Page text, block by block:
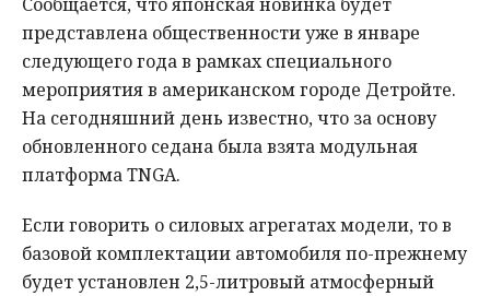
представлена общественности уже в январе
следующего года в рамках специального
мероприятия в американском городе Детройте.
На сегодняшний день известно, что за основу
обновленного седана была взята модульная
платформа TNGA.
Если говорить о силовых агрегатах модели, то в
базовой комплектации автомобиля по-прежнему
будет установлен 2,5-литровый атмосферный